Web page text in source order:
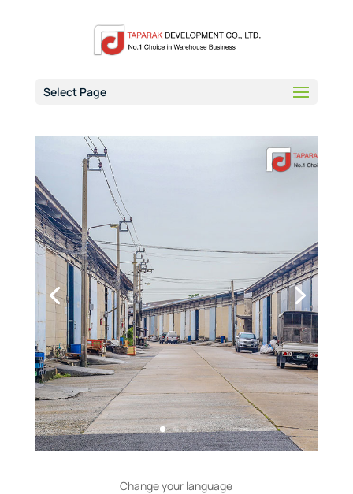
Select Page
Change your language